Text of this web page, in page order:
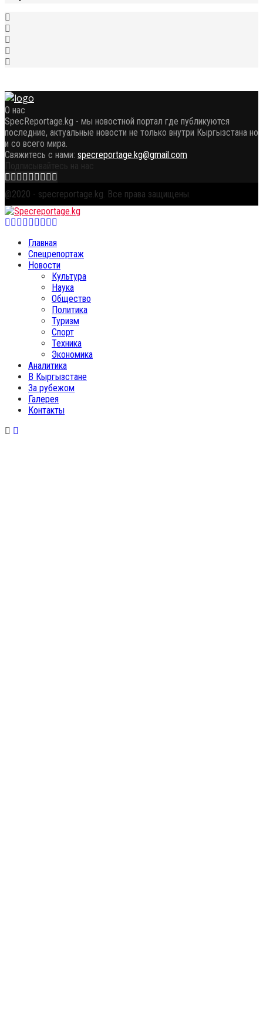
О нас
SpecReportage.kg - мы новостной портал где публикуются
последние, актуальные новости не только внутри Кыргызстана но
и со всего мира.
Свяжитесь с нами: specreportage.kg@gmail.com
Подписывайтесь на нас
Facebook
Twitter
Instagram
Youtube
Email
VkTelegram
Whatsapp
@2020 - specreportage.kg. Все права защищены.
Facebook
Twitter
Instagram
Youtube
Email
VkTelegram
Whatsapp
Главная
Спецрепортаж
Новости
Культура
Наука
Общество
Политика
Туризм
Спорт
Техника
Экономика
Аналитика
В Кыргызстане
За рубежом
Галерея
Контакты